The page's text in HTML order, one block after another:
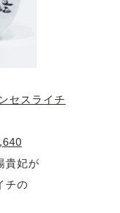
セスライチ
貴妃が
チの